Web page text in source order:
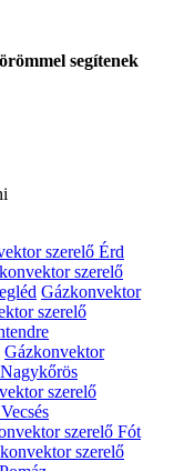
segítenek
szerelő Érd
szerelő
Gázkonvektor
szerelő
Gázkonvektor
szerelő
szerelő Fót
szerelő